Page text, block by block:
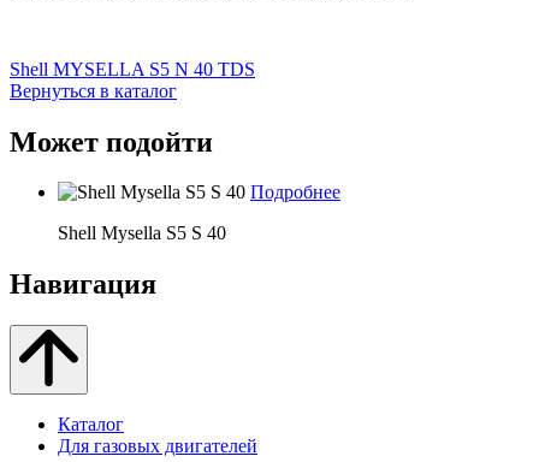
Shell MYSELLA S5 N 40 TDS
Вернуться в каталог
Может подойти
Подробнее
Shell Mysella S5 S 40
Навигация
Каталог
Для газовых двигателей